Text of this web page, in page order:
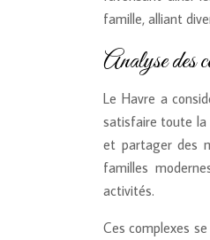
famille, alliant
Analyse des
Le Havre a
satisfaire toute la
et partager des
familles
activités.
Ces complexes